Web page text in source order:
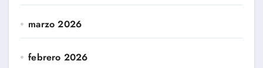
marzo 2026
febrero 2026